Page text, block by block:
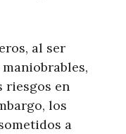
al ser
riesgos en
los
a